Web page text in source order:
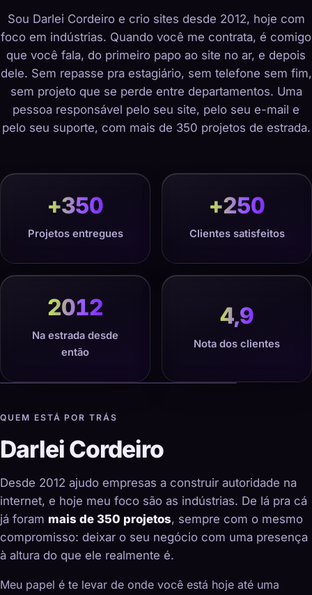
Sou Darlei Cordeiro e crio sites desde 2012, hoje com
foco em indústrias. Quando você me contrata, é comigo
que você fala, do primeiro papo ao site no ar, e depois
dele. Sem repasse pra estagiário, sem telefone sem fim,
sem projeto que se perde entre departamentos. Uma
pessoa responsável pelo seu site, pelo seu e-mail e
pelo seu suporte, com mais de 350 projetos de estrada.
+350
Projetos entregues
+250
Clientes satisfeitos
2012
Na estrada desde
então
4,9
Nota dos clientes
QUEM ESTÁ POR TRÁS
Darlei Cordeiro
Desde 2012 ajudo empresas a construir autoridade na
internet, e hoje meu foco são as indústrias. De lá pra cá
já foram mais de 350 projetos, sempre com o mesmo
compromisso: deixar o seu negócio com uma presença
à altura do que ele realmente é.
Meu papel é te levar de onde você está hoje até uma